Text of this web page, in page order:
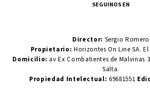
SEGUINOS EN
Director: Sergio Romero
Propietario:Horizontes On Line SA.
Domicilio: av Ex Combatientes de Malvinas
Salta.
Propiedad Intelectual: 69681551